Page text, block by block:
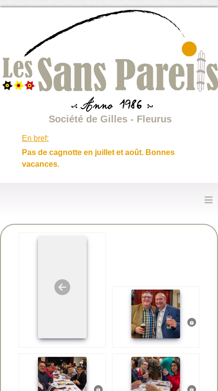
Société de Gilles - Fleurus
En bref:
Pas de cagnotte en juillet et août. Bonnes
vacances.
≡